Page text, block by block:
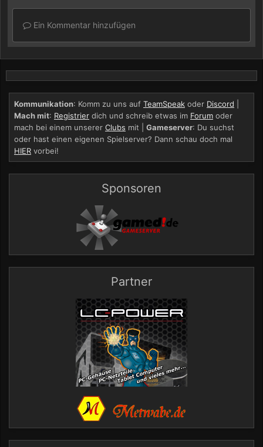
Ein Kommentar hinzufügen
Kommunikation: Komm zu uns auf TeamSpeak oder Discord
Mach mit: Registrier dich und schreib etwas im Forum oder
mach bei einem unserer Clubs mit | Gameserver: Du suchst
oder hast einen eigenen Spielserver? Dann schau doch mal
HIER vorbei!
Sponsoren
Partner